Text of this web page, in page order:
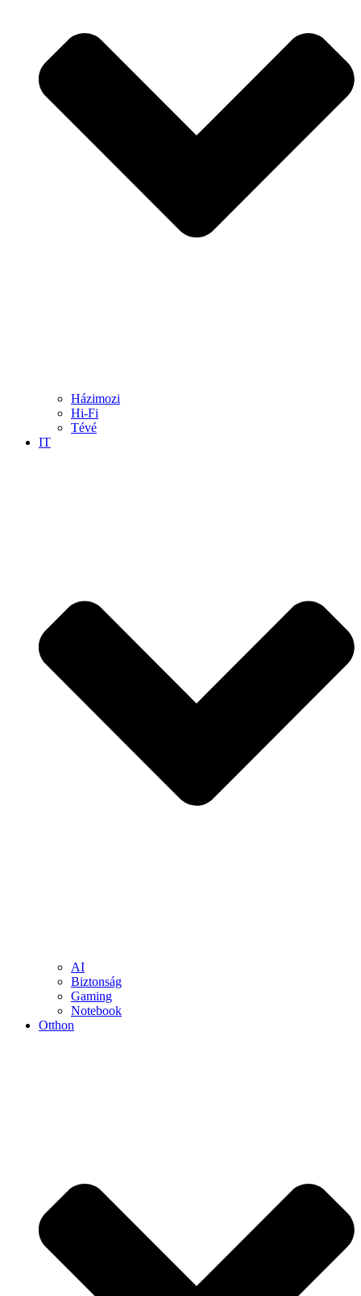
Házimozi
Hi-Fi
Tévé
IT
AI
Biztonság
Gaming
Notebook
Otthon